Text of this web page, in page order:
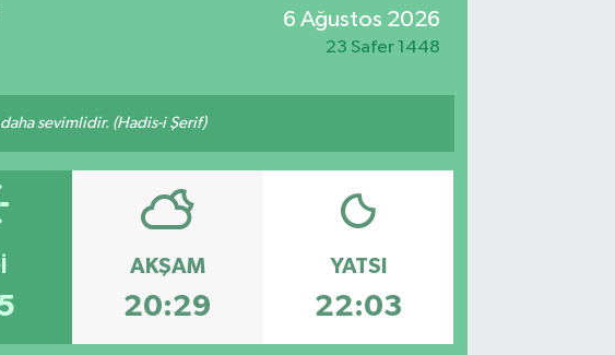
6 Ağustos 2026
23 Safer 1448
daha sevimlidir. (Hadis-i Şerif)
AKŞAM
20:29
YATSI
22:03